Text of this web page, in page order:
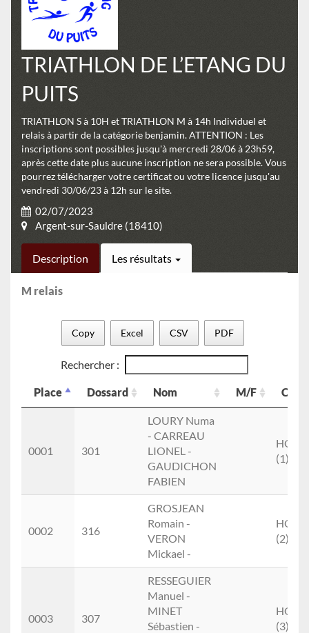
TRIATHLON DE L’ETANG DU
PUITS
TRIATHLON S à 10H et TRIATHLON M à 14h Individuel et
relais à partir de la catégorie benjamin. ATTENTION : Les
inscriptions sont possibles jusqu'à mercredi 28/06 à 23h59,
après cette date plus aucune inscription ne sera possible. Vous
pourrez télécharger votre certificat ou votre licence jusqu'au
vendredi 30/06/23 à 12h sur le site.
02/07/2023
Argent-sur-Sauldre (18410)
Description Les résultats
M relais
Copy Excel CSV PDF
Rechercher :
Place Dossard Nom M/F
Cat.
Nom
0001 301
LOURY Numa
- CARREAU
LIONEL -
GAUDICHON
FABIEN
(1)
0002 316
GROSJEAN
Romain -
VERON
Mickael -
(2)
0003 307
RESSEGUIER
Manuel -
MINET
Sébastien -
(3)